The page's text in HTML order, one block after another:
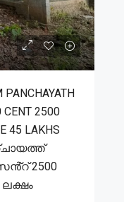
CENT 2500
45 LAKHS
2500
ലക്ഷം